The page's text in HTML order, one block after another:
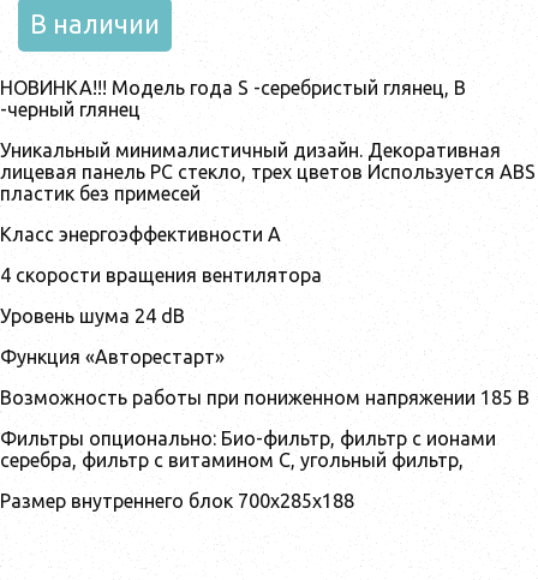
В наличии
НОВИНКА!!! Модель года S -серебристый глянец, B
-черный глянец
Уникальный минималистичный дизайн. Декоративная
лицевая панель РС стекло, трех цветов Используется ABS
пластик без примесей
Класс энергоэффективности A
4 скорости вращения вентилятора
Уровень шума 24 dB
Функция «Авторестарт»
Возможность работы при пониженном напряжении 185 В
Фильтры опционально: Био-фильтр, фильтр с ионами
серебра, фильтр с витамином С, угольный фильтр,
Размер внутреннего блок 700x285x188